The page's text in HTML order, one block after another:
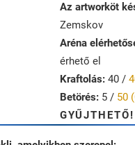
Az artworköt
Zemskov
Aréna
érhető el
Kraftolás: 40 /
Betörés: 5 / 50
GYŰJTHETŐ!